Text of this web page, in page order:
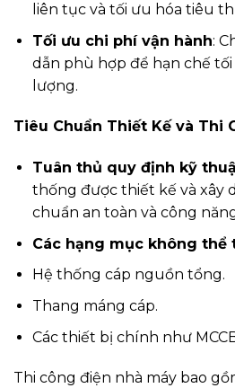
liên tục và tối ưu hóa tiêu
Tối ưu chi phí vận hành:
dẫn phù hợp để hạn chế
lượng.
Tiêu Chuẩn Thiết Kế và Thi
Tuân thủ quy định kỹ
thống được thiết kế và xây
chuẩn an toàn và công
Các hạng mục không thể
Hệ thống cáp nguồn tổng.
Thang máng cáp.
Các thiết bị chính như
Thi công điện nhà máy bao